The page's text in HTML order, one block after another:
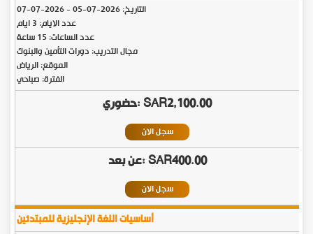
التاريخ:2026-07-05
-
2026-07-07
عدد الايام: 3 ايام
عدد الساعات: 15 ساعة
مجال التدريب: دورات التأمين والبنوك
الموقع: الرياض
الفترة: صباحي
SAR2,100.00
سجل الان
SAR400.00
سجل الان
أساسيات اللغة الإنجليزية للمبتدئين